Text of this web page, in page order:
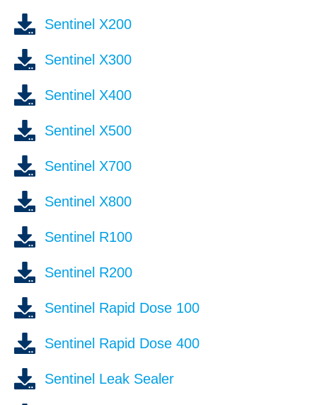
Sentinel X200
Sentinel X300
Sentinel X400
Sentinel X500
Sentinel X700
Sentinel X800
Sentinel R100
Sentinel R200
Sentinel Rapid Dose 100
Sentinel Rapid Dose 400
Sentinel Leak Sealer